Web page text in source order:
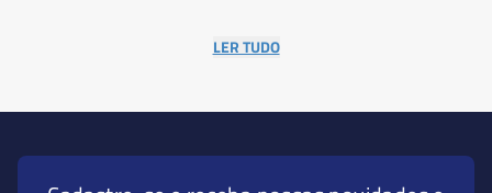
LER TUDO